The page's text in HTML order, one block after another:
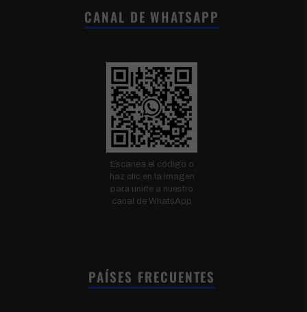
CANAL DE WHATSAPP
Escanea el código o
haz clic en la imagen
para unirte a nuestro
canal de WhatsApp
PAÍSES FRECUENTES